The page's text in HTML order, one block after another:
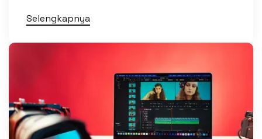
Selengkapnya